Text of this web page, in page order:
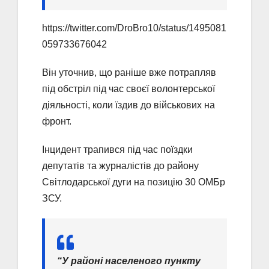
https://twitter.com/DroBro10/status/1495081
059733676042
Він уточнив, що раніше вже потрапляв
під обстріл під час своєї волонтерської
діяльності, коли їздив до військових на
фронт.
Інцидент трапився під час поїздки
депутатів та журналістів до району
Світлодарської дуги на позицію 30 ОМБр
ЗСУ.
“У районі населеного пункту